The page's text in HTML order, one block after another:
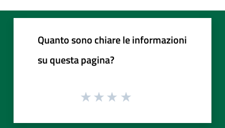
Quanto sono chiare le informazioni
su questa pagina?